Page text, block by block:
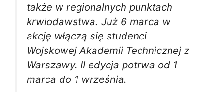
także w regionalnych punktach
krwiodawstwa. Już 6 marca w
akcję włączą się studenci
Wojskowej Akademii Technicznej z
Warszawy. II edycja potrwa od 1
marca do 1 września.